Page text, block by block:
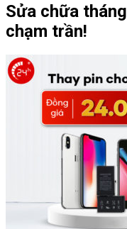
Sửa chữa
chạm trần!